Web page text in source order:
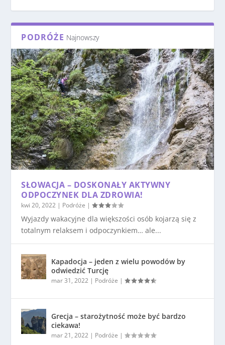
PODRÓŻE Najnowszy
SŁOWACJA – DOSKONAŁY AKTYWNY
ODPOCZYNEK DLA ZDROWIA!
kwi 20, 2022 | Podróże |
Wyjazdy wakacyjne dla większości osób kojarzą się z
totalnym relaksem i odpoczynkiem… ale...
Kapadocja – jeden z wielu powodów by
odwiedzić Turcję
mar 31, 2022 | Podróże |
Grecja – starożytność może być bardzo
ciekawa!
mar 21, 2022 | Podróże |